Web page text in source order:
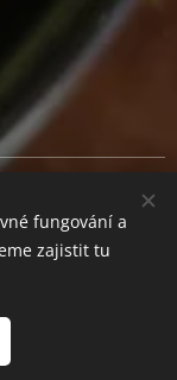
fungování a
zajistit tu